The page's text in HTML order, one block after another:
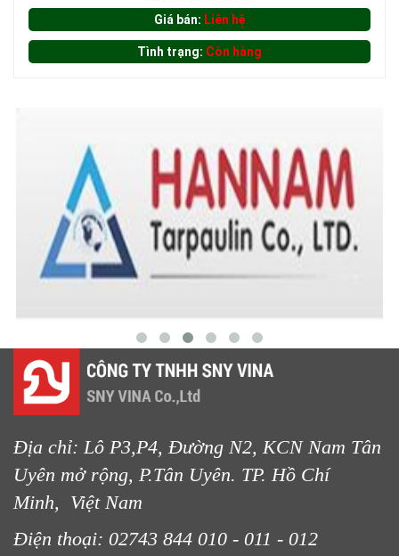
Giá bán: Liên hệ
Tình trạng: Còn hàng
Địa chỉ: Lô P3,P4, Đường N2, KCN Nam Tân
Uyên mở rộng, P.Tân Uyên. TP. Hồ Chí
Minh, Việt Nam
Điện thoại: 02743 844 010 - 011 - 012